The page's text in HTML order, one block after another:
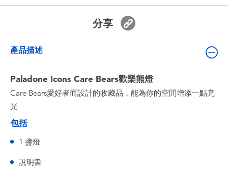
生活精品
分享
產品描述
Paladone Icons Care Bears歡樂熊燈
Care Bears愛好者而設計的收藏品，能為你的空間增添一點亮
光
包括
1 盞燈
說明書